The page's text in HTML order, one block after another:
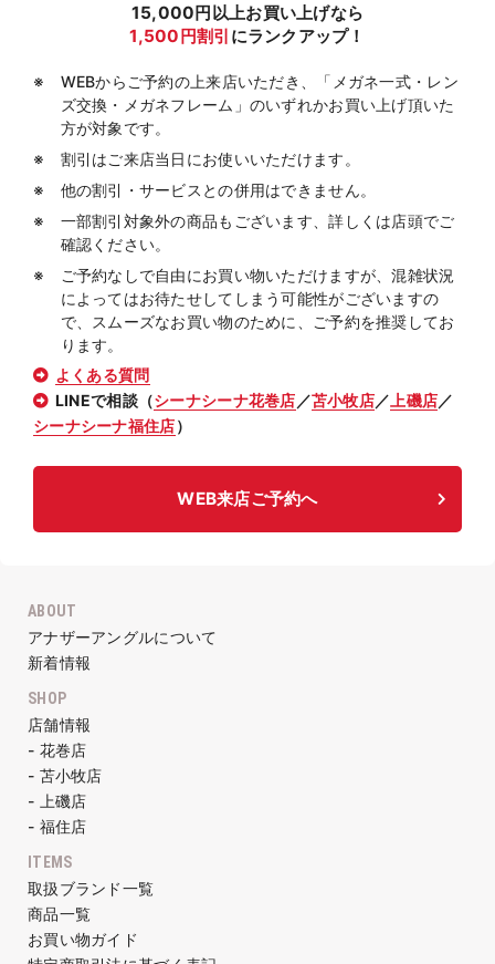
15,000円以上お買い上げなら
1,500円割引 にランクアップ！
WEBからご予約の上来店いただき、「メガネ一式・レン
ズ交換・メガネフレーム」のいずれかお買い上げ頂いた
方が対象です。
割引はご来店当日にお使いいただけます。
他の割引・サービスとの併用はできません。
一部割引対象外の商品もございます、詳しくは店頭でご
確認ください。
ご予約なしで自由にお買い物いただけますが、混雑状況
によってはお待たせしてしまう可能性がございますの
で、スムーズなお買い物のために、ご予約を推奨してお
ります。
よくある質問
LINEで相談（シーナシーナ花巻店 ／苫小牧店／ 上磯店／
シーナシーナ福住店）
WEB来店ご予約へ
ABOUT
アナザーアングルについて
新着情報
SHOP
店舗情報
- 花巻店
- 苫小牧店
- 上磯店
- 福住店
ITEMS
取扱ブランド一覧
商品一覧
お買い物ガイド